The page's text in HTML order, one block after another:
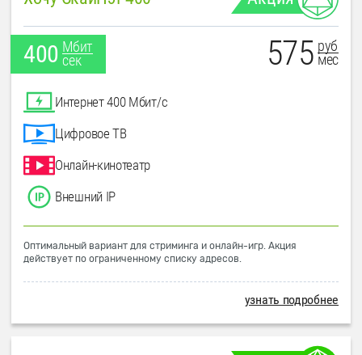
400 Мбит
сек
575 руб
мес
Интернет 400 Мбит/с
Цифровое ТВ
Онлайн-кинотеатр
Внешний IP
Оптимальный вариант для стриминга и онлайн-игр. Акция
действует по ограниченному списку адресов.
узнать подробнее